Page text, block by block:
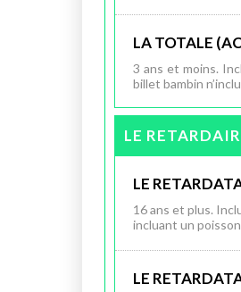
LA TOTALE
3 ans et moins.
billet bambin
LE
LE
16 ans et plus.
incluant un
LE